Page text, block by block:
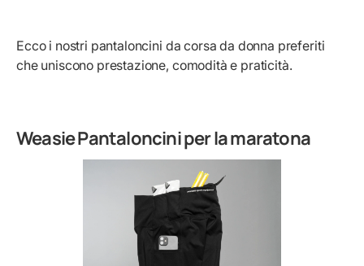
Ecco i nostri pantaloncini da corsa da donna preferiti
che uniscono prestazione, comodità e praticità.
Weasie Pantaloncini per la maratona